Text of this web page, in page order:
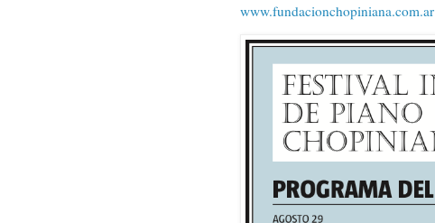
www.fundacionchopiniana.com.ar